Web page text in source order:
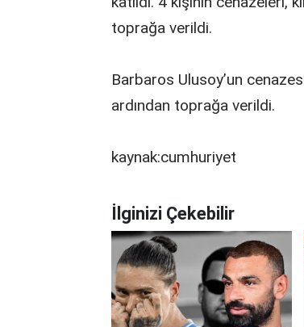
toprağa verildi.
Barbaros Ulusoy’un
ardından toprağa verildi.
kaynak:cumhuriyet